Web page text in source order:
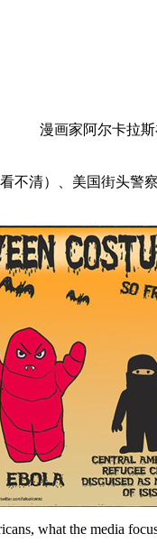
漫画家阿尔卡拉
清）、美国街头
what the media